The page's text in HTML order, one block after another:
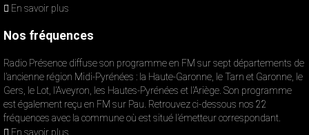
En savoir plus
Nos fréquences
Radio Présence diffuse son programme en FM sur sept départements de
l’ancienne région Midi-Pyrénées : la Haute-Garonne, le Tarn et Garonne, le
Gers, le Lot, l’Aveyron, les Hautes-Pyrénées et l’Ariège. Son programme
est également reçu en FM sur Pau. Retrouvez ci-dessous nos 22
fréquences avec la commune où est situé l’émetteur correspondant.
En savoir plus